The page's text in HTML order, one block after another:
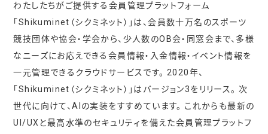
わたしたちがご提供する会員管理プラットフォーム
「Shikuminet（シクミネット）」は、会員数十万名のスポーツ
競技団体や協会・学会から、少人数のOB会・同窓会まで、多様
なニーズにお応えできる会員情報・入金情報・イベント情報を
一元管理できるクラウドサービスです。 2020年、
「Shikuminet（シクミネット）」はバージョン3をリリース。 次
世代に向けて、AIの実装をすすめています。 これからも最新の
UI/UXと最高水準のセキュリティを備えた会員管理プラットフ